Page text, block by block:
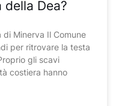
della Dea?
Minerva Il Comune
per ritrovare la testa
gli scavi
costiera hanno